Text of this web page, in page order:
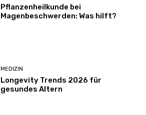
Pflanzenheilkunde bei
Magenbeschwerden: Was hilft?
MEDIZIN
Longevity Trends 2026 für
gesundes Altern